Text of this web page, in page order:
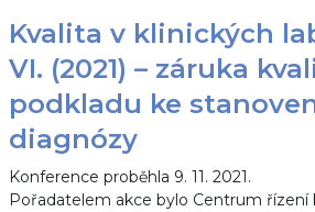
Kvalita v klinických
VI. (2021) – záruka
podkladu ke
diagnózy
Konference proběhla 9. 11. 2021.
Pořadatelem akce bylo Centrum řízení